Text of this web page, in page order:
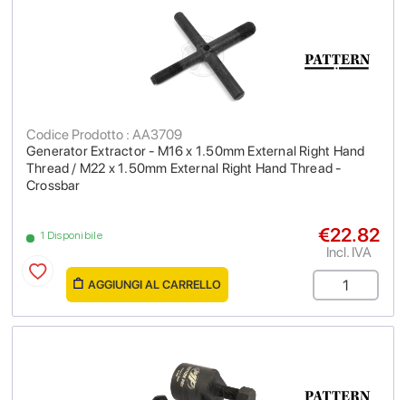
Generator Extractor - M16 x 1.50mm External Right Hand
Thread / M22 x 1.50mm External Right Hand Thread -
Crossbar
Codice Prodotto : AA3709
1 Disponibile €22.82
Incl. IVA
AGGIUNGI AL CARRELLO